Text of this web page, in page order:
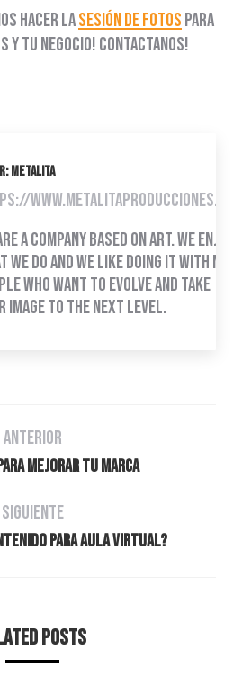
hacer lasesión de fotos para
y tu negocio! Contactanos!
Metalita
a company based on art. We enjoy
we do and we like doing it with
who want to evolve and take
image to the next level.
ANTERIOR
Publicación
MEJORAR TU MARCA
SIGUIENTE
Publicación
para Aula Virtual?
Posts